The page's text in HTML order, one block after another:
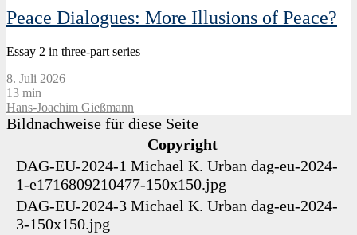
Peace Dialogues: More Illusions of Peace?
Essay 2 in three-part series
8. Juli 2026
13 min
Hans-Joachim Gießmann
Bildnachweise für diese Seite
Copyright
DAG-EU-2024-1 Michael K. Urban dag-eu-2024-
1-e1716809210477-150x150.jpg
DAG-EU-2024-3 Michael K. Urban dag-eu-2024-
3-150x150.jpg